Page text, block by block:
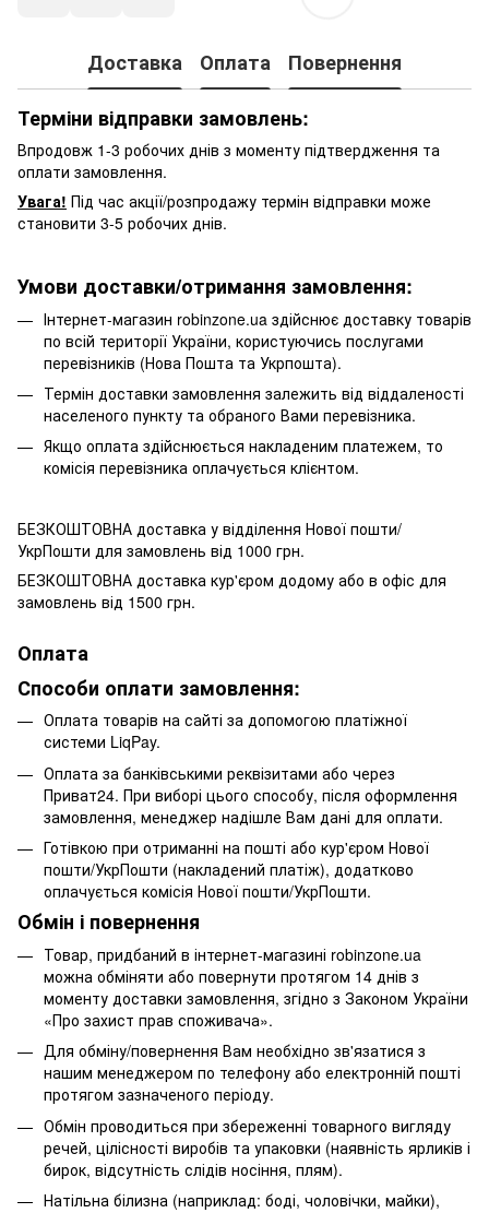
Доставка Оплата
Повернення
Терміни відправки замовлень:
Впродовж 1-3 робочих днів з моменту підтвердження та
оплати замовлення.
Увага! Під час акції/розпродажу термін відправки може
становити 3-5 робочих днів.
Умови доставки/отримання замовлення:
Інтернет-магазин robinzone.ua здійснює доставку товарів
по всій території України, користуючись послугами
перевізників (Нова Пошта та Укрпошта).
Термін доставки замовлення залежить від віддаленості
населеного пункту та обраного Вами перевізника.
Якщо оплата здійснюється накладеним платежем, то
комісія перевізника оплачується клієнтом.
БЕЗКОШТОВНА доставка у відділення Нової пошти/
УкрПошти для замовлень від 1000 грн.
БЕЗКОШТОВНА доставка кур'єром додому або в офіс для
замовлень від 1500 грн.
Оплата
Способи оплати замовлення:
Оплата товарів на сайті за допомогою платіжної
системи LiqPay.
Оплата за банківськими реквізитами або через
Приват24. При виборі цього способу, після оформлення
замовлення, менеджер надішле Вам дані для оплати.
Готівкою при отриманні на пошті або кур'єром Нової
пошти/УкрПошти (накладений платіж), додатково
оплачується комісія Нової пошти/УкрПошти.
Обмін і повернення
Товар, придбаний в інтернет-магазині robinzone.ua
можна обміняти або повернути протягом 14 днів з
моменту доставки замовлення, згідно з Законом України
«Про захист прав споживача».
Для обміну/повернення Вам необхідно зв'язатися з
нашим менеджером по телефону або електронній пошті
протягом зазначеного періоду.
Обмін проводиться при збереженні товарного вигляду
речей, цілісності виробів та упаковки (наявність ярликів і
бирок, відсутність слідів носіння, плям).
Натільна білизна (наприклад: боді, чоловічки, майки),